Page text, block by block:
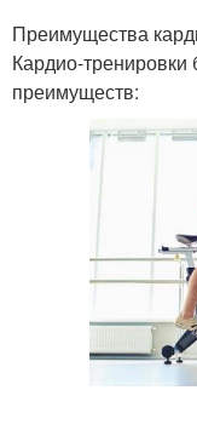
Преимущества
Кардио-
преимуществ: